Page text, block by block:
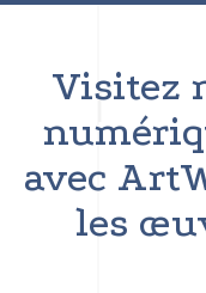
Visitez
avec
les